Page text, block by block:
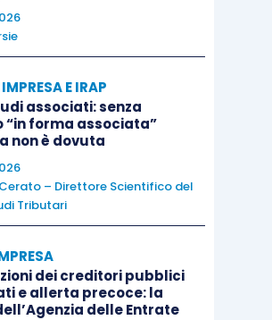
cooperative di abitazione
indivisa
in godimento ai propri soci.
2018
modificato la detrazione
gli interventisu parti comuni
sostenute fino al
E IRAP
associati: senza
“in forma associata”
non è dovuta
– Direttore Scientifico del
Tributari
dei creditori pubblici
e allerta precoce: la
delle Entrate